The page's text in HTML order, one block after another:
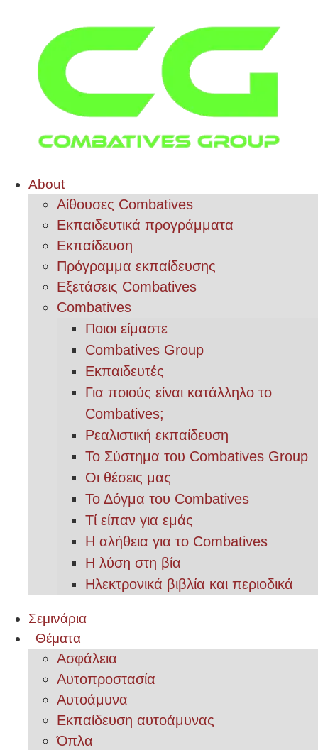
About
Αίθουσες Combatives
Εκπαιδευτικά προγράμματα
Εκπαίδευση
Πρόγραμμα εκπαίδευσης
Εξετάσεις Combatives
Combatives
Ποιοι είμαστε
Combatives Group
Εκπαιδευτές
Για ποιούς είναι κατάλληλο το
Combatives;
Ρεαλιστική εκπαίδευση
Το Σύστημα του Combatives Group
Οι θέσεις μας
Το Δόγμα του Combatives
Τί είπαν για εμάς
Η αλήθεια για το Combatives
Η λύση στη βία
Ηλεκτρονικά βιβλία και περιοδικά
Σεμινάρια
Θέματα
Ασφάλεια
Αυτοπροστασία
Αυτοάμυνα
Εκπαίδευση αυτοάμυνας
Όπλα